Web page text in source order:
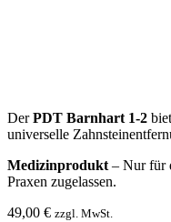
DerPDT Barnhart 1-2
universelle
Medizinprodukt – Nur für
Praxen zugelassen.
49,00 € zzgl. MwSt.